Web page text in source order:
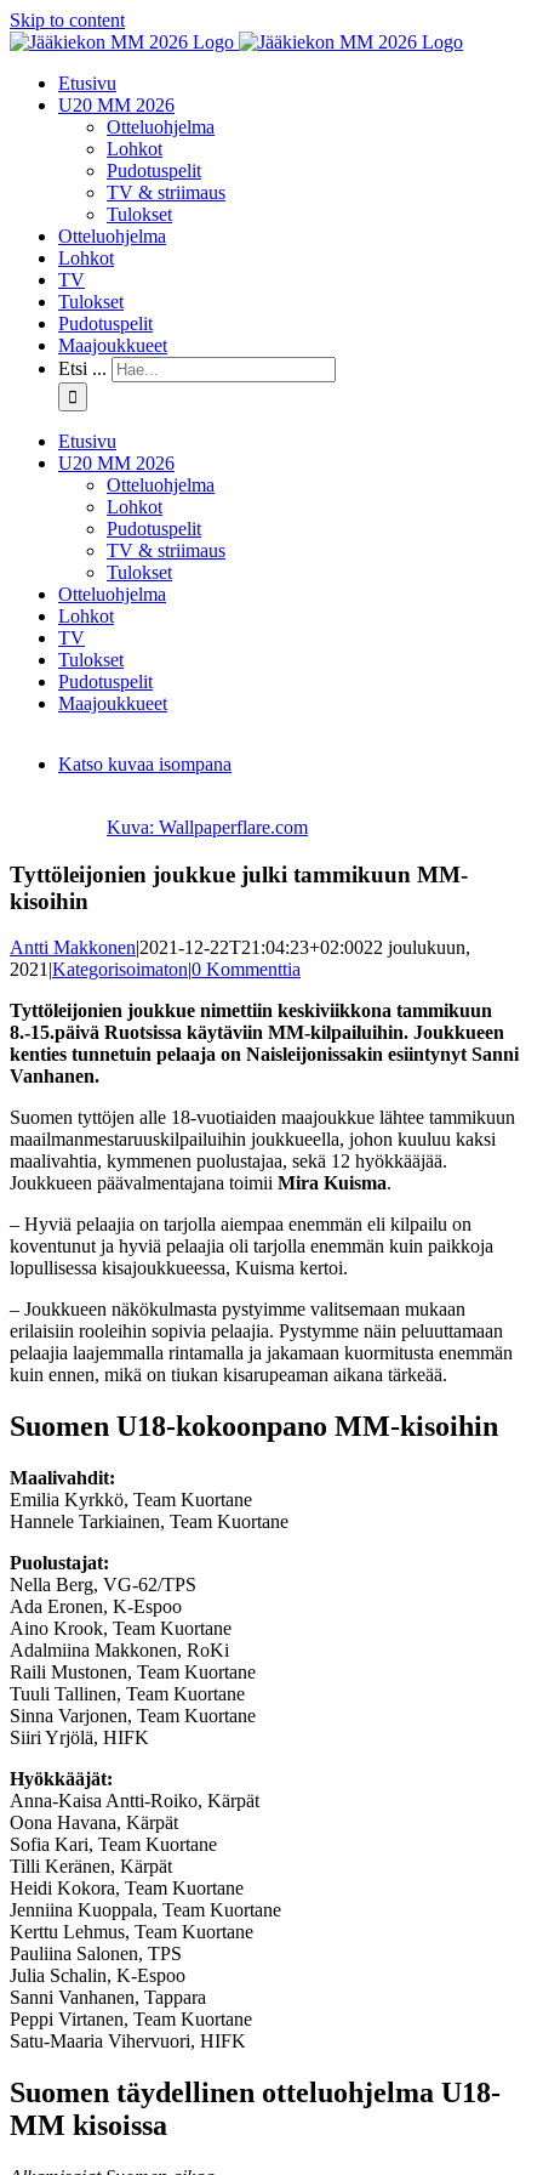
Skip to content
Etusivu
U20 MM 2026
Otteluohjelma
Lohkot
Pudotuspelit
TV & striimaus
Tulokset
Otteluohjelma
Lohkot
TV
Tulokset
Pudotuspelit
Maajoukkueet
Etsi ...
Etusivu
U20 MM 2026
Otteluohjelma
Lohkot
Pudotuspelit
TV & striimaus
Tulokset
Otteluohjelma
Lohkot
TV
Tulokset
Pudotuspelit
Maajoukkueet
Katso kuvaa isompana
Kuva: Wallpaperflare.com
Tyttöleijonien joukkue julki tammikuun MM-
kisoihin
Antti Makkonen|2021-12-22T21:04:23+02:0022 joulukuun,
2021|Kategorisoimaton|0 Kommenttia
Tyttöleijonien joukkue nimettiin keskiviikkona tammikuun
8.-15.päivä Ruotsissa käytäviin MM-kilpailuihin. Joukkueen
kenties tunnetuin pelaaja on Naisleijonissakin esiintynyt Sanni
Vanhanen.
Suomen tyttöjen alle 18-vuotiaiden maajoukkue lähtee tammikuun
maailmanmestaruuskilpailuihin joukkueella, johon kuuluu kaksi
maalivahtia, kymmenen puolustajaa, sekä 12 hyökkääjää.
Joukkueen päävalmentajana toimii Mira Kuisma.
– Hyviä pelaajia on tarjolla aiempaa enemmän eli kilpailu on
koventunut ja hyviä pelaajia oli tarjolla enemmän kuin paikkoja
lopullisessa kisajoukkueessa, Kuisma kertoi.
– Joukkueen näkökulmasta pystyimme valitsemaan mukaan
erilaisiin rooleihin sopivia pelaajia. Pystymme näin peluuttamaan
pelaajia laajemmalla rintamalla ja jakamaan kuormitusta enemmän
kuin ennen, mikä on tiukan kisarupeaman aikana tärkeää.
Suomen U18-kokoonpano MM-kisoihin
Maalivahdit:
Emilia Kyrkkö, Team Kuortane
Hannele Tarkiainen, Team Kuortane
Puolustajat:
Nella Berg, VG-62/TPS
Ada Eronen, K-Espoo
Aino Krook, Team Kuortane
Adalmiina Makkonen, RoKi
Raili Mustonen, Team Kuortane
Tuuli Tallinen, Team Kuortane
Sinna Varjonen, Team Kuortane
Siiri Yrjölä, HIFK
Hyökkääjät:
Anna-Kaisa Antti-Roiko, Kärpät
Oona Havana, Kärpät
Sofia Kari, Team Kuortane
Tilli Keränen, Kärpät
Heidi Kokora, Team Kuortane
Jenniina Kuoppala, Team Kuortane
Kerttu Lehmus, Team Kuortane
Pauliina Salonen, TPS
Julia Schalin, K-Espoo
Sanni Vanhanen, Tappara
Peppi Virtanen, Team Kuortane
Satu-Maaria Vihervuori, HIFK
Suomen täydellinen otteluohjelma U18-
MM kisoissa